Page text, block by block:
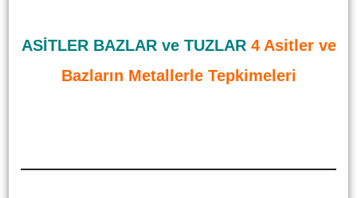
ASİTLER BAZLAR ve TUZLAR4 Asitler ve
Bazların Metallerle Tepkimeleri